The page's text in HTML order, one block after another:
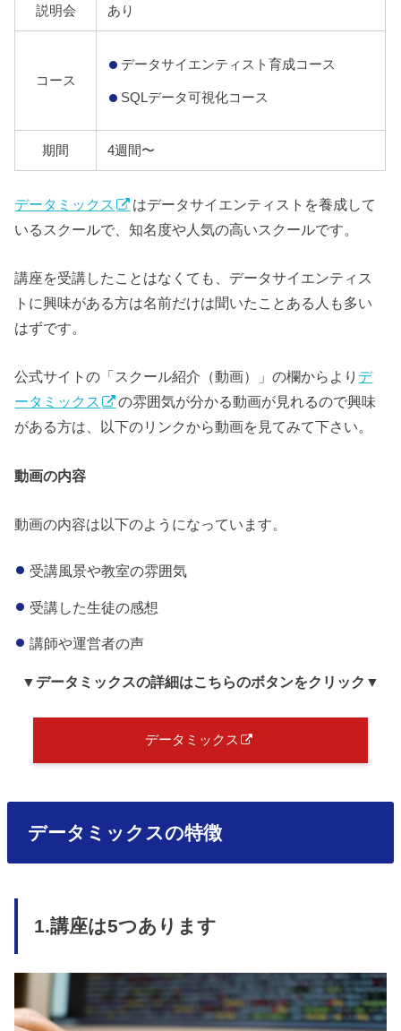
説明会 あり
コース
データサイエンティスト育成コース
SQLデータ可視化コース
期間 4週間〜
データミックス
はデータサイエンティストを養成して
いるスクールで、知名度や人気の高いスクールです。
講座を受講したことはなくても、データサイエンティス
トに興味がある方は名前だけは聞いたことある人も多い
はずです。
公式サイトの「スクール紹介（動画）」の欄からより デ
ータミックス
の雰囲気が分かる動画が見れるので興味
がある方は、以下のリンクから動画を見てみて下さい。
動画の内容
動画の内容は以下のようになっています。
受講風景や教室の雰囲気
受講した生徒の感想
講師や運営者の声
▼データミックスの詳細はこちらのボタンをクリック ▼
データミックス
データミックスの特徴
1.講座は5つあります